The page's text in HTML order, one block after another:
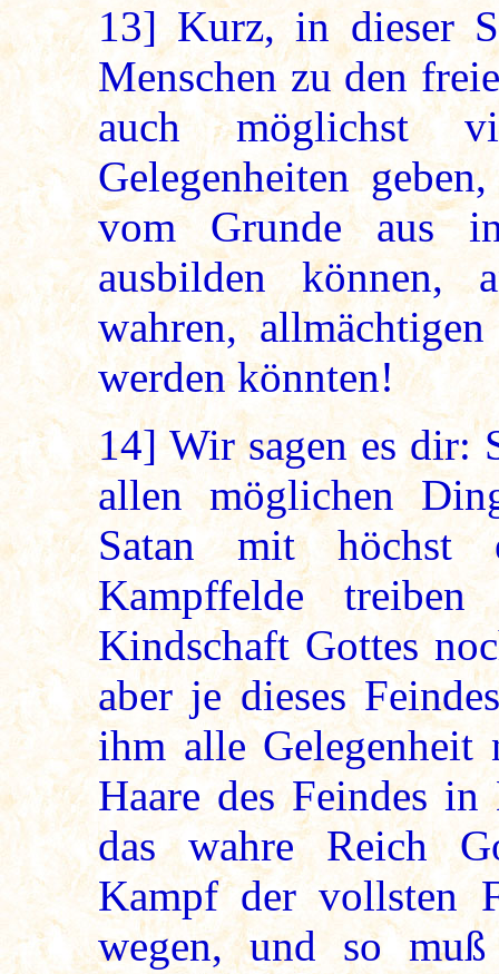
13] Kurz, in dieser
Menschen zu den
auch möglichst
Gelegenheiten
vom Grunde aus
ausbilden können,
wahren,
werden könnten!
14]Wir sagen es dir:
allen möglichen
Satan mit höchst
Kampffelde
Kindschaft Gottes
aber je dieses
ihm alle Gelegenheit
Haare des Feindes
das wahre Reich
Kampf der vollsten
wegen, und so